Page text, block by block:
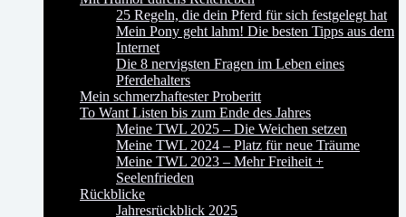
25 Regeln, die dein Pferd für sich festgelegt hat
Mein Pony geht lahm! Die besten Tipps aus dem
Internet
Die 8 nervigsten Fragen im Leben eines
Pferdehalters
Mein schmerzhaftester Proberitt
To Want Listen bis zum Ende des Jahres
Meine TWL 2025 – Die Weichen setzen
Meine TWL 2024 – Platz für neue Träume
Meine TWL 2023 – Mehr Freiheit +
Seelenfrieden
Rückblicke
Jahresrückblick 2025